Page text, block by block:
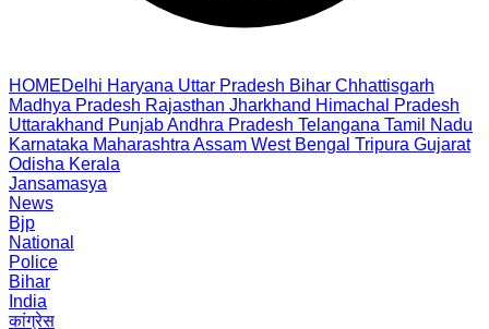
HOMEDelhi Haryana Uttar Pradesh Bihar Chhattisgarh
Madhya Pradesh Rajasthan Jharkhand Himachal Pradesh
Uttarakhand PunjabAndhra Pradesh Telangana Tamil Nadu
Karnataka Maharashtra Assam West Bengal Tripura Gujarat
Odisha Kerala
Jansamasya
News
Bjp
National
Police
Bihar
India
कांग्रेस